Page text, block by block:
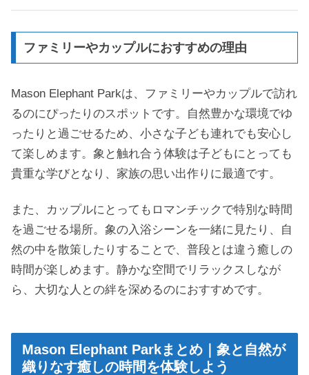
ファミリーやカップルにおすすめの理由
Mason Elephant Parkは、ファミリーやカップルで訪れ
るのにぴったりのスポットです。自然豊かな環境でゆ
ったりと過ごせるため、小さな子ども連れでも安心し
て楽しめます。象と触れ合う体験は子どもにとっても
貴重な学びとなり、家族の思い出作りに最適です。
また、カップルにとってもロマンチックで特別な時間
を過ごせる場所。象の入浴シーンを一緒に見たり、自
然の中を散策したりすることで、普段とは違う癒しの
時間が楽しめます。静かな空間でリラックスしなが
ら、大切な人との絆を深めるのにおすすめです。
Mason Elephant Parkまとめ｜象と自然が
織りなす癒しの時間を体験しよう